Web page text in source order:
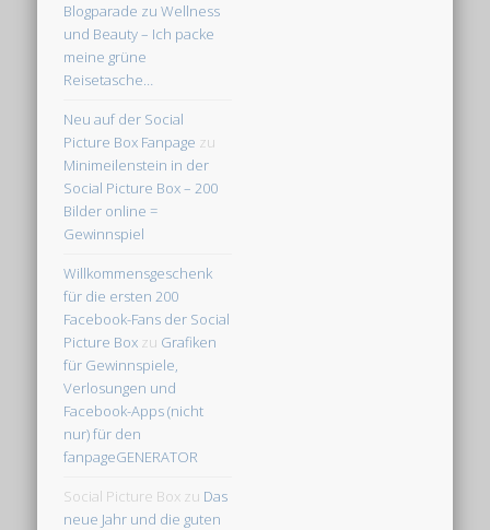
Blogparade zu Wellness
und Beauty – Ich packe
meine grüne
Reisetasche…
Neu auf der Social
Picture Box Fanpage zu
Minimeilenstein in der
Social Picture Box – 200
Bilder online =
Gewinnspiel
Willkommensgeschenk
für die ersten 200
Facebook-Fans der Social
Picture Box zu Grafiken
für Gewinnspiele,
Verlosungen und
Facebook-Apps (nicht
nur) für den
fanpageGENERATOR
Social Picture Box zu Das
neue Jahr und die guten